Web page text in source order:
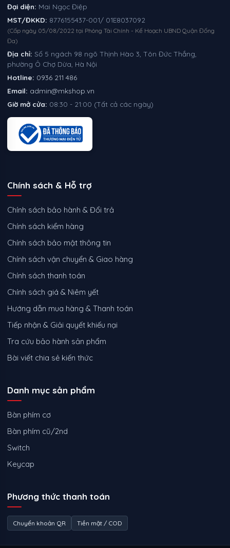
Đại diện: Mai Ngọc Điệp
MST/ĐKKD: 8776155437-001/ 01E8037092
(Cấp ngày 05/08/2022 tại Phòng Tài Chính - Kế Hoạch UBND Quận Đống
Đa)
Địa chỉ: Số 5 ngách 98 ngõ Thịnh Hào 3, Tôn Đức Thắng,
phường Ô Chợ Dừa, Hà Nội
Hotline: 0936 211 486
Email: admin@mkshop.vn
Giờ mở cửa: 08:30 - 21:00 (Tất cả các ngày)
Chính sách & Hỗ trợ
Chính sách bảo hành & Đổi trả
Chính sách kiểm hàng
Chính sách bảo mật thông tin
Chính sách vận chuyển & Giao hàng
Chính sách thanh toán
Chính sách giá & Niêm yết
Hướng dẫn mua hàng & Thanh toán
Tiếp nhận & Giải quyết khiếu nại
Tra cứu bảo hành sản phẩm
Bài viết chia sẻ kiến thức
Danh mục sản phẩm
Bàn phím cơ
Bàn phím cũ/2nd
Switch
Keycap
Phương thức thanh toán
Chuyển khoản QR Tiền mặt / COD